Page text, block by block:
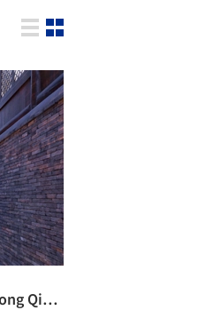
Sede de la ópera china en el hutong Qingyun / Origin Architect